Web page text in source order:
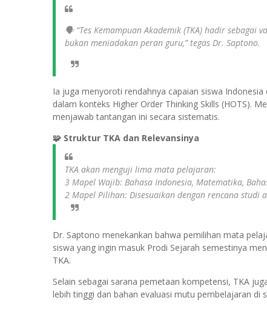
🗣️ “Tes Kemampuan Akademik (TKA) hadir sebagai
bukan meniadakan peran guru,” tegas Dr. Saptono.
Ia juga menyoroti rendahnya capaian siswa
dalam konteks Higher Order Thinking Skills (HOTS).
menjawab tantangan ini secara sistematis.
🧩 Struktur TKA dan Relevansinya
TKA akan menguji lima mata pelajaran:
3 Mapel Wajib: Bahasa Indonesia, Matematika,
2 Mapel Pilihan: Disesuaikan dengan rencana studi
Dr. Saptono menekankan bahwa pemilihan mata
siswa yang ingin masuk Prodi Sejarah semestinya
TKA.
Selain sebagai sarana pemetaan kompetensi, TKA
lebih tinggi dan bahan evaluasi mutu pembelajaran di